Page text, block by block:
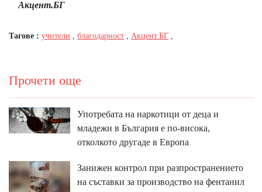
Акцент.БГ
Тагове : учители , благодарност , Акцент.БГ ,
Прочети още
Употребата на наркотици от деца и
младежи в България е по-висока,
отколкото другаде в Европа
Занижен контрол при разпространението
на съставки за производство на фентанил